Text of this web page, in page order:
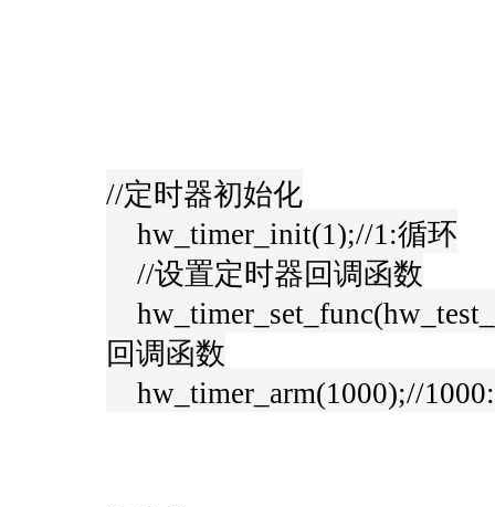
//定时器初始化
hw_timer_init(1);//1:循环
//设置定时器回调函数
回调函数
hw_timer_arm(1000);//